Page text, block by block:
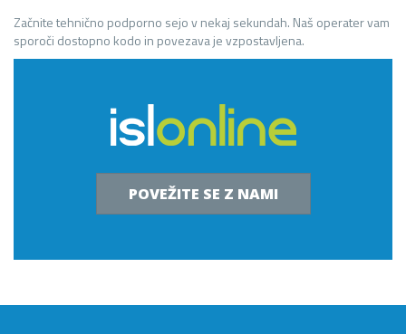
Začnite tehnično podporno sejo v nekaj sekundah. Naš operater vam
sporoči dostopno kodo in povezava je vzpostavljena.
POVEŽITE SE Z NAMI